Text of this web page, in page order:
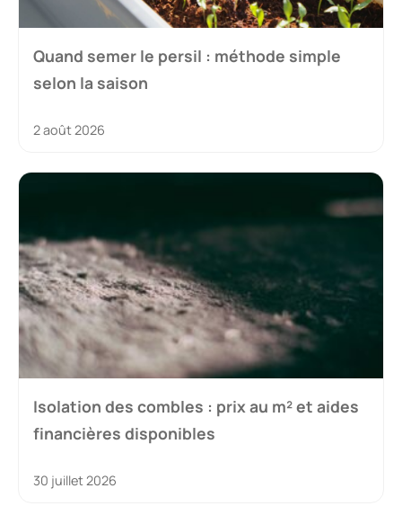
Quand semer le persil : méthode simple
selon la saison
2 août 2026
Isolation des combles : prix au m² et aides
financières disponibles
30 juillet 2026